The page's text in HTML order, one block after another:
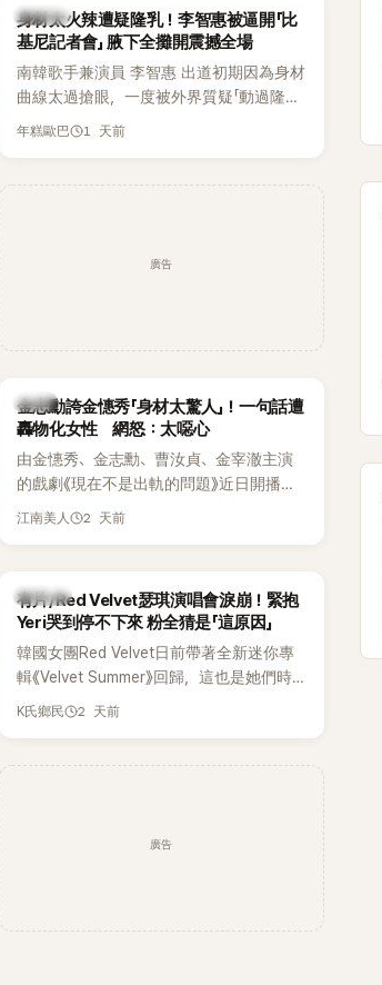
K-POP
身材太火辣遭疑隆乳！李智惠被逼開「比
基尼記者會」 腋下全攤開震撼全場
南韓歌手兼演員 李智惠 出道初期因為身材
曲線太過搶眼，一度被外界質疑「動過隆乳
手術」，最後甚至被公司安排親上火線，召
《我的經紀人太難搞－秘書鎮》，邀請同時
合，兩人邊搭車邊聊天，氣氛輕鬆。聊到
最近的新聞，李瑞鎮突然直球發問：「妳不
是上新聞了？說妳去做整形？是人中縮短
手術嗎？」一貫犀利又不留情的問法，讓現
場瞬間笑成一片。對此，李智惠也毫不閃
躲，淡定接招，兩人鬥嘴默契十足。 話題
會？」直接點名她當年的風波。李智惠聽了
忍不住笑說：「哥怎麼連這個都知道？」李瑞
鎮則回嘴：「那時候新聞鬧那麼大，不知道
才奇怪吧。」一來一往，氣氛反而更加輕
鬆。 談到當年情況，李智惠終於鬆口坦
言，當時確實被質疑動過隆胸手術。她回
脆把腋下給大家看，證明我根本沒動過。」
了證明自己沒有「隆乳」，真的召開了一場泳
年糕歐巴 1 天前
廣告
韓星
金志勳誇金憓秀「身材太驚人」！一句話遭
轟物化女性 網怒：太噁心
由金憓秀、金志勳、曹汝貞、金宰澈主演
的戲劇《現在不是出軌的問題》近日開播，
為宣傳新作品，四位主演一同出演
味，引發大量批評。
江南美人 2 天前
K-POP
有片/Red Velvet瑟琪演唱會淚崩！緊抱
Yeri哭到停不下來 粉全猜是「這原因」
韓國女團Red Velvet日前帶著全新迷你專
輯《Velvet Summer》回歸，這也是她們時
隔2年再度推出新作品。為慶祝出道12週
K氏鄉民 2 天前
廣告